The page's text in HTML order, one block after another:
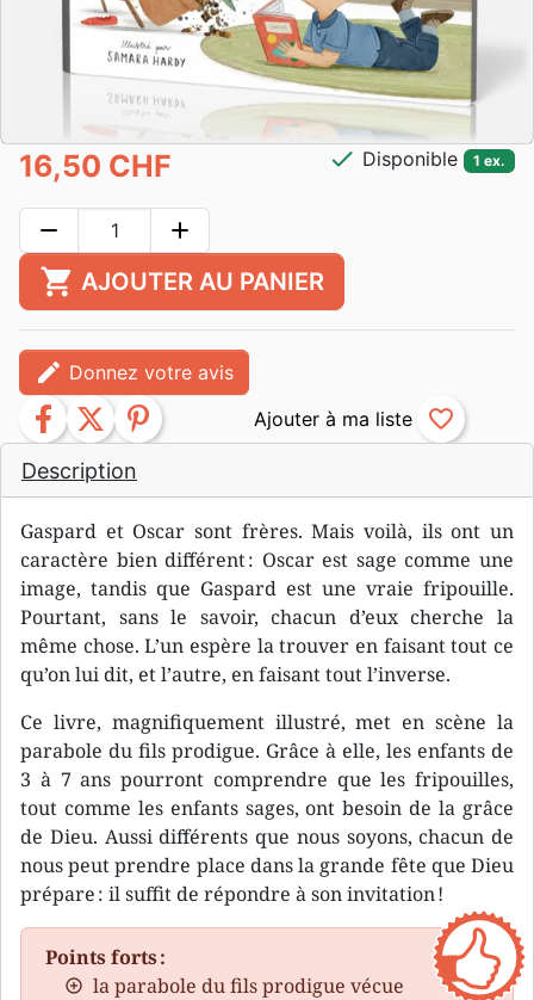
Description
Gaspard et Oscar sont frères. Mais voilà, ils ont un
caractère bien différent : Oscar est sage comme une
image, tandis que Gaspard est une vraie fripouille.
Pourtant, sans le savoir, chacun d’eux cherche la
même chose. L’un espère la trouver en faisant tout ce
qu’on lui dit, et l’autre, en faisant tout l’inverse.
Ce livre, magnifiquement illustré, met en scène la
parabole du fils prodigue. Grâce à elle, les enfants de
3 à 7 ans pourront comprendre que les fripouilles,
tout comme les enfants sages, ont besoin de la grâce
de Dieu. Aussi différents que nous soyons, chacun de
nous peut prendre place dans la grande fête que Dieu
prépare : il suffit de répondre à son invitation !
Points forts :
la parabole du fils prodigue vécue
16,50 CHF check Disponible 1 ex.
remove add
shopping_cart AJOUTER AU PANIER
edit Donnez votre avis
facebook twitter pinterest favorite_border